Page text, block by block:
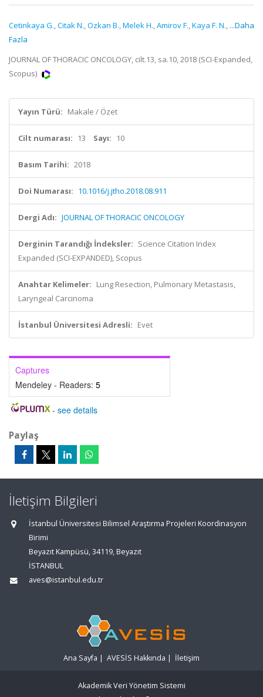
Cetinkaya G.,Citak N.,Ozkan B.,Melek H.,Amirov F.,Kaya F. N., ...Daha
Fazla
JOURNAL OF THORACIC ONCOLOGY, cilt.13, sa.10, 2018 (SCI-Expanded,
Scopus)
Yayın Türü: Makale / Özet
Cilt numarası: 13 Sayı: 10
Basım Tarihi: 2018
Doi Numarası: 10.1016/j.jtho.2018.08.911
Dergi Adı: JOURNAL OF THORACIC ONCOLOGY
Derginin Tarandığı İndeksler: Science Citation Index
Expanded (SCI-EXPANDED), Scopus
Anahtar Kelimeler: Lung Resection, Pulmonary Metastasis,
Laryngeal Carcinoma
İstanbul Üniversitesi Adresli: Evet
Captures
Mendeley - Readers: 5
- see details
Paylaş
İletişim Bilgileri
İstanbul Üniversitesi Bilimsel Araştırma Projeleri Koordinasyon
Birimi
Beyazıt Kampüsü, 34119, Beyazıt
İSTANBUL
aves@istanbul.edu.tr
Ana Sayfa | AVESİS Hakkında | İletişim
Akademik Veri Yönetim Sistemi